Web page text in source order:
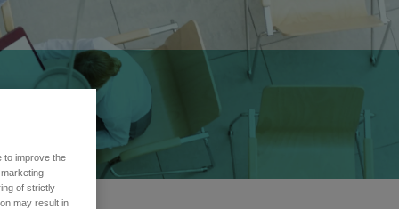
to improve the
of strictly
may result in